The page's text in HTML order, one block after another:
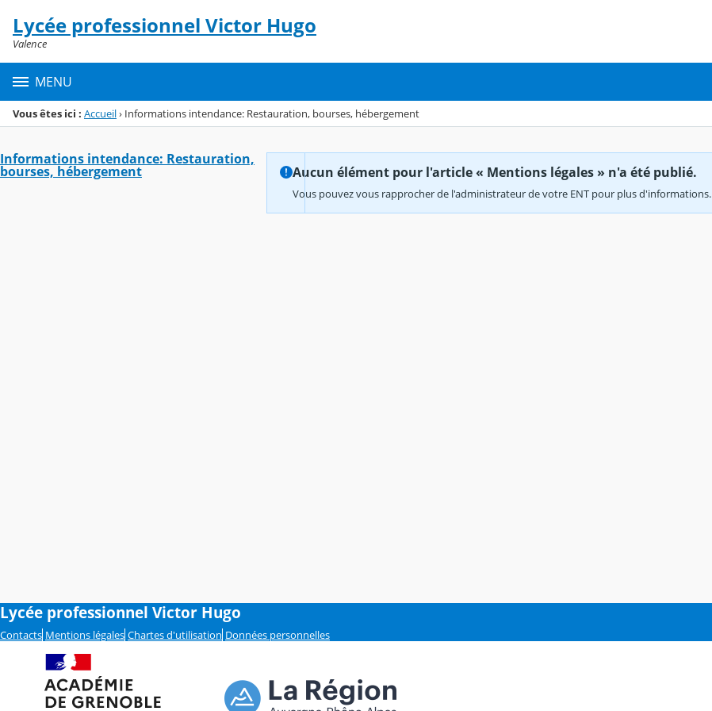
Menu de la rubrique
Contenu
Lycée professionnel Victor Hugo
Valence
MENU
Vous êtes ici : Accueil› Informations intendance: Restauration, bourses, hébergement
Informations intendance: Restauration,
bourses, hébergement Aucun élément pour l'article « Mentions légales » n'a été publié.
Vous pouvez vous rapprocher de l'administrateur de votre ENT pour plus d'informations.
Lycée professionnel Victor Hugo
Contacts Mentions légales Chartes d'utilisation Données personnelles